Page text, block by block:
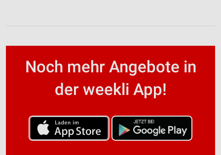
Noch mehr Angebote in
der weekli App!